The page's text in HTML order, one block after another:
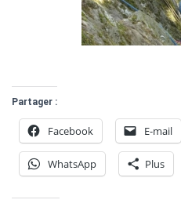
Partager :
Facebook E-mail
WhatsApp Plus